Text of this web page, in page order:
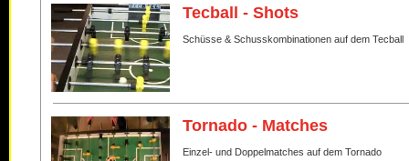
Tecball - Shots
Schüsse & Schusskombinationen auf dem Tecball
Tornado - Matches
Einzel- und Doppelmatches auf dem Tornado